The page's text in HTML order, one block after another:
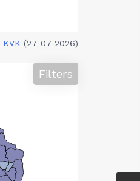
KVK (27-07-2026)
Filters